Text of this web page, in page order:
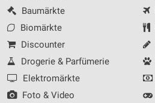
Baumärkte
Biomärkte
Discounter
Drogerie & Parfümerie
Elektromärkte
Foto & Video